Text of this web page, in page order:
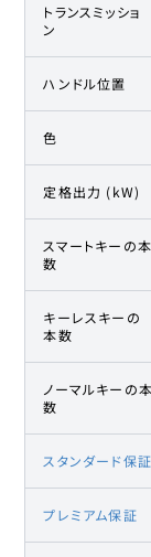
トランスミッショ
ン
ハンドル位置
色
定格出力 (kW)
スマートキーの本
数
キーレスキーの
本数
ノーマルキーの本
数
スタンダード保証
プレミアム保証